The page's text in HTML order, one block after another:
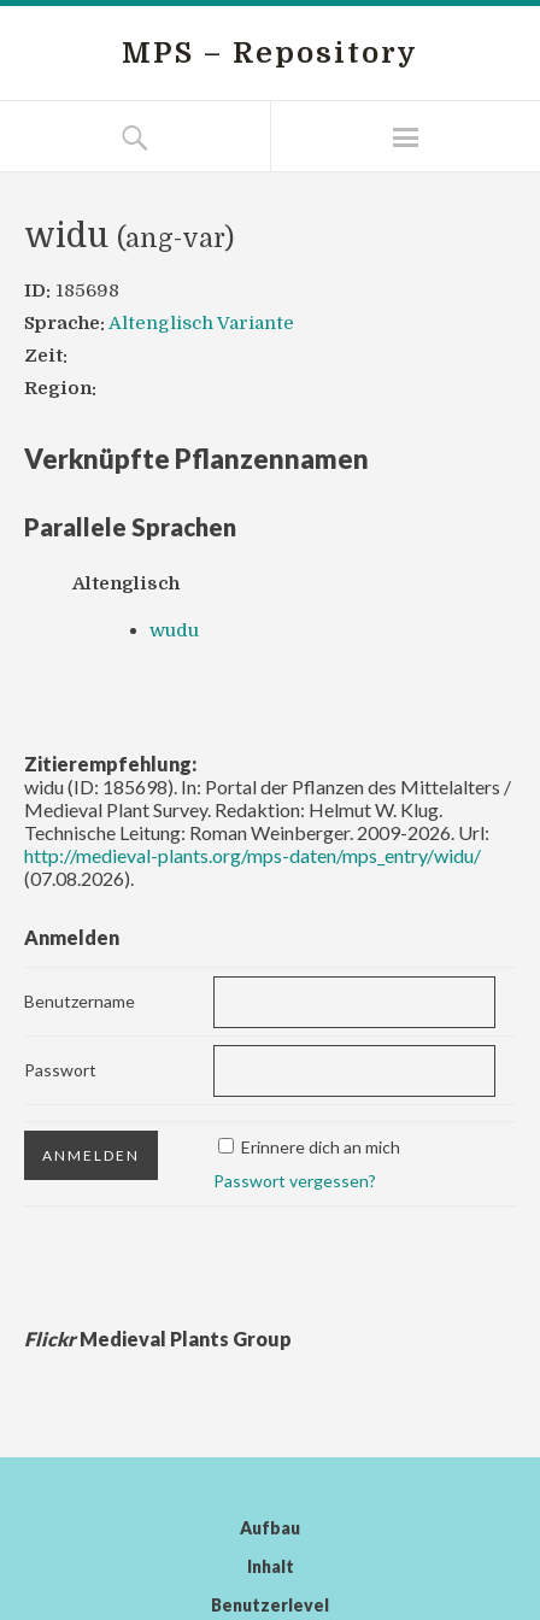
MPS – Repository
widu (ang-var)
ID: 185698
Sprache: Altenglisch Variante
Zeit:
Region:
Verknüpfte Pflanzennamen
Parallele Sprachen
Altenglisch
wudu
Zitierempfehlung:
widu (ID: 185698). In: Portal der Pflanzen des Mittelalters /
Medieval Plant Survey. Redaktion: Helmut W. Klug.
Technische Leitung: Roman Weinberger. 2009-2026. Url:
http://medieval-plants.org/mps-daten/mps_entry/widu/
(07.08.2026).
Anmelden
Benutzername
Passwort
Erinnere dich an mich
Passwort vergessen?
FlickrMedieval Plants Group
Aufbau
Inhalt
Benutzerlevel